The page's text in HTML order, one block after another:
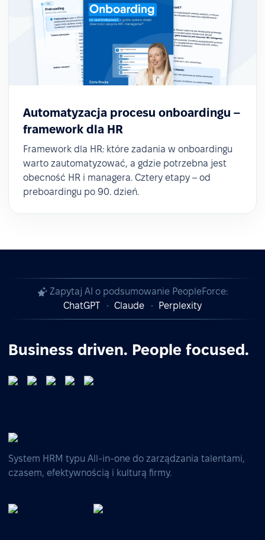
Automatyzacja procesu onboardingu –
framework dla HR
Framework dla HR: które zadania w onboardingu
warto zautomatyzować, a gdzie potrzebna jest
obecność HR i managera. Cztery etapy – od
preboardingu po 90. dzień.
Zapytaj AI o podsumowanie PeopleForce:
ChatGPT
Claude Perplexity
Business driven. People focused.
System HRM typu All-in-one do zarządzania talentami,
czasem, efektywnością i kulturą firmy.